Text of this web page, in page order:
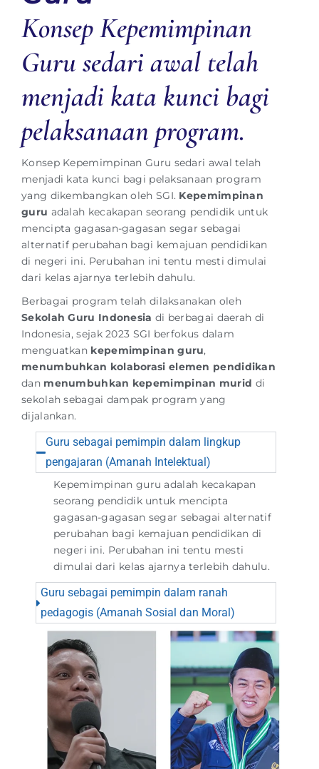
Konsep Kepemimpinan Guru sedari awal telah
menjadi kata kunci bagi pelaksanaan program
yang dikembangkan oleh SGI. Kepemimpinan
guru adalah kecakapan seorang pendidik untuk
mencipta gagasan-gagasan segar sebagai
alternatif perubahan bagi kemajuan pendidikan
di negeri ini. Perubahan ini tentu mesti dimulai
dari kelas ajarnya terlebih dahulu.
Berbagai program telah dilaksanakan oleh
Sekolah Guru Indonesia di berbagai daerah di
Indonesia, sejak 2023 SGI berfokus dalam
menguatkan kepemimpinan guru,
menumbuhkan kolaborasi elemen pendidikan
dan menumbuhkan kepemimpinan murid di
sekolah sebagai dampak program yang
dijalankan.
Konsep Kepemimpinan
Guru sedari awal telah
menjadi kata kunci bagi
pelaksanaan program.
Guru sebagai pemimpin dalam lingkup
pengajaran (Amanah Intelektual)
Kepemimpinan guru adalah kecakapan
seorang pendidik untuk mencipta
gagasan-gagasan segar sebagai alternatif
perubahan bagi kemajuan pendidikan di
negeri ini. Perubahan ini tentu mesti
dimulai dari kelas ajarnya terlebih dahulu.
Guru sebagai pemimpin dalam ranah
pedagogis (Amanah Sosial dan Moral)